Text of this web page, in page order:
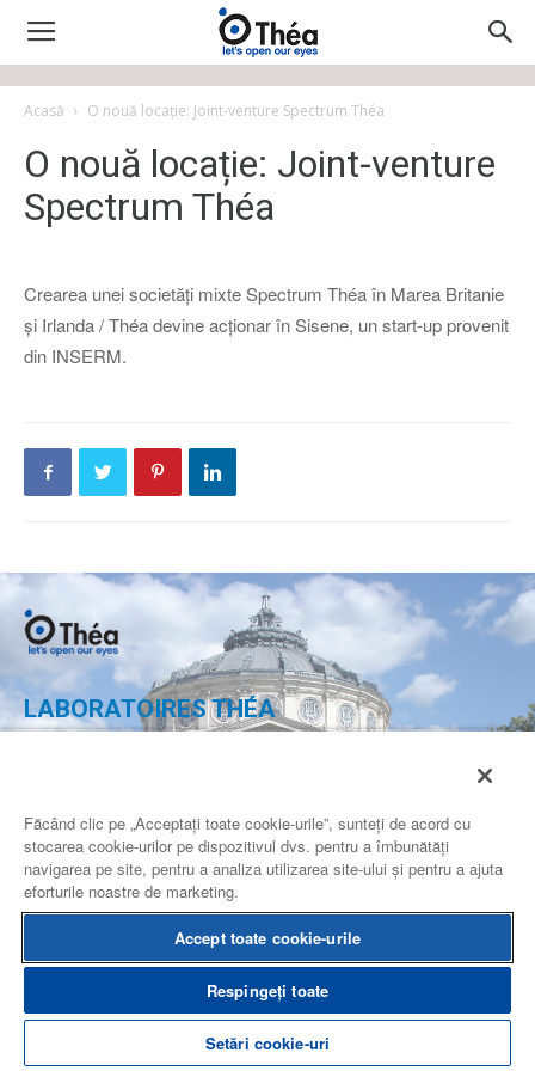
Acasă O nouă locație: Joint-venture Spectrum Théa
O nouă locație: Joint-venture
Spectrum Théa
Crearea unei societăți mixte Spectrum Théa în Marea Britanie
și Irlanda / Théa devine acționar în Sisene, un start-up provenit
din INSERM.
LABORATOIRES THÉA
Sector 5 Bucuresti
ROMANIA
CONTACTEAZA-NE
Harta site-ului
Făcând clic pe „Acceptați toate cookie-urile”, sunteți de acord cu
stocarea cookie-urilor pe dispozitivul dvs. pentru a îmbunătăți
navigarea pe site, pentru a analiza utilizarea site-ului și pentru a ajuta
eforturile noastre de marketing.
Accept toate cookie-urile
Respingeți toate
Setări cookie-uri